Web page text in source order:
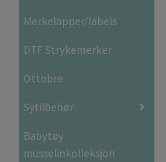
Merkelapper/labels
DTF Strykemerker
Ottobre
Sytilbehør
Babytøy
musselinkolleksjon